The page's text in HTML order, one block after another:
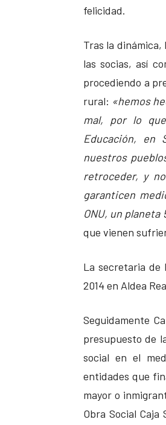
felicidad.
Tras la
las socias, así
procediendo a
rural: «hemos
mal, por lo
Educación, en
nuestros
retroceder, y
garanticen
ONU, un planeta
que vienen
La secretaria de
2014 en Aldea
Seguidamente
presupuesto de
social en el
entidades que
mayor o
Obra Social